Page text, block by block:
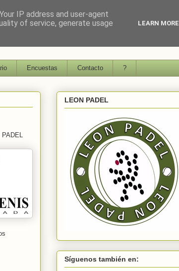
Encuestas Contacto ?
LEON PADEL
Síguenos también en:
IP address and user-agent
of service, generate usage
LEARN MORE